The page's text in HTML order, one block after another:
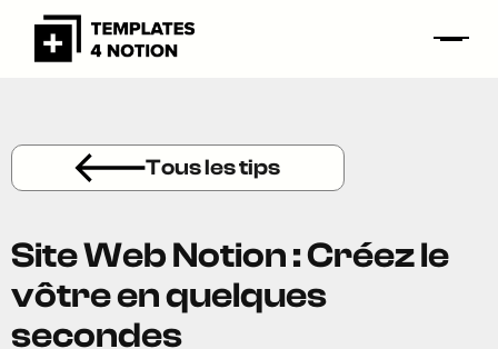
Tous les tips
Site Web Notion : Créez le
vôtre en quelques
secondes